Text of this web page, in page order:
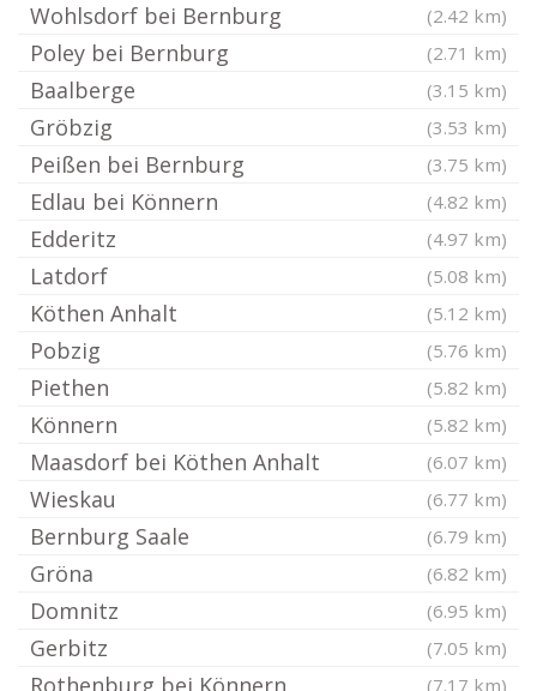
Wohlsdorf bei Bernburg (2.42 km)
Poley bei Bernburg (2.71 km)
Baalberge (3.15 km)
Gröbzig (3.53 km)
Peißen bei Bernburg (3.75 km)
Edlau bei Könnern (4.82 km)
Edderitz (4.97 km)
Latdorf (5.08 km)
Köthen Anhalt (5.12 km)
Pobzig (5.76 km)
Piethen (5.82 km)
Könnern (5.82 km)
Maasdorf bei Köthen Anhalt (6.07 km)
Wieskau (6.77 km)
Bernburg Saale (6.79 km)
Gröna (6.82 km)
Domnitz (6.95 km)
Gerbitz (7.05 km)
Rothenburg bei Könnern (7.17 km)